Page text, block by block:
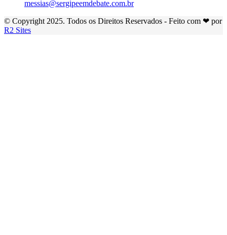
messias@sergipeemdebate.com.br
© Copyright 2025. Todos os Direitos Reservados - Feito com ❤ por
R2 Sites